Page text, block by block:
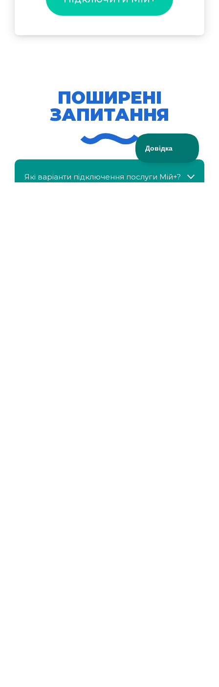
ПОШИРЕНІ
ЗАПИТАННЯ
Які варіанти підключення послуги Мій+?